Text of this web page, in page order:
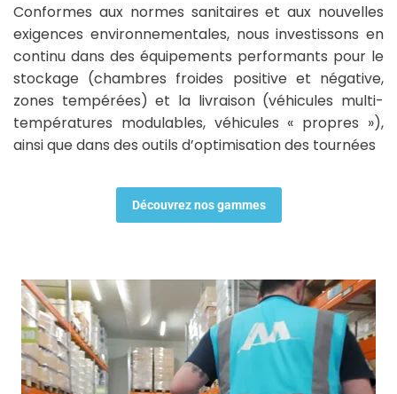
Conformes aux normes sanitaires et aux nouvelles
exigences environnementales, nous investissons en
continu dans des équipements performants pour le
stockage (chambres froides positive et négative,
zones tempérées) et la livraison (véhicules multi-
températures modulables, véhicules « propres »),
ainsi que dans des outils d’optimisation des tournées
Découvrez nos gammes